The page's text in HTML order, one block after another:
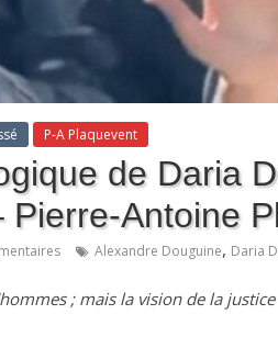
P-A Plaquevent
de Daria
Antoine
Alexandre Douguine, Daria
; mais la vision de la